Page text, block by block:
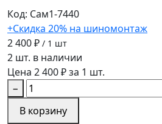
Код: Сам1-7440
+Скидка 20% на шиномонтаж
2 400 ₽ / 1 шт
2 шт. в наличии
Цена 2 400 ₽ за 1 шт.
−
В корзину